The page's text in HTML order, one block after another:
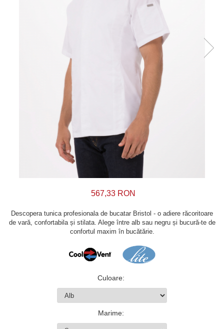
567,33 RON
Descopera tunica profesionala de bucatar Bristol - o adiere răcoritoare
de vară, confortabila și stilata. Alege între alb sau negru și bucură-te de
confortul maxim în bucătărie.
Culoare:
Marime: